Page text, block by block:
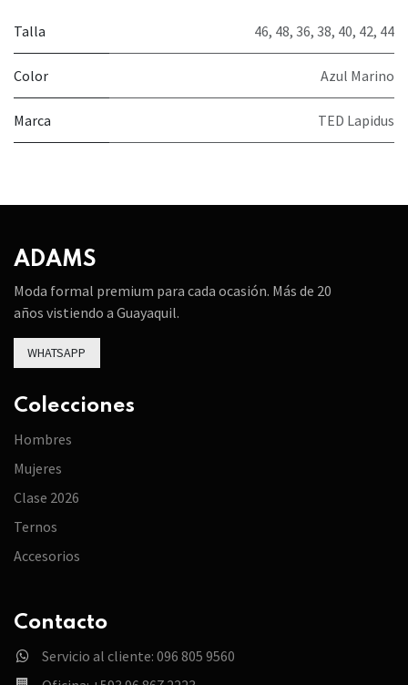
Talla 46, 48, 36, 38, 40, 42, 44
Color Azul Marino
Marca TED Lapidus
ADAMS
Moda formal premium para cada ocasión. Más de 20
años vistiendo a Guayaquil.
WHATSAPP
Colecciones
Hombres
Mujeres
Clase 2026
Ternos
Accesorios
Contacto
Servicio al cliente: 096 805 9560